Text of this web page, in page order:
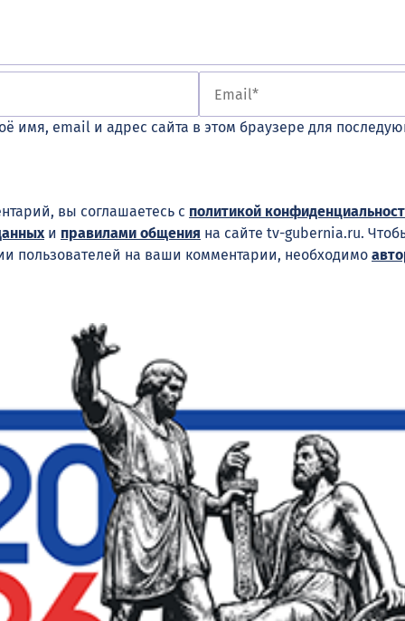
имя, email и адрес сайта в этом браузере для
вы соглашаетесь с политикой
и правилами общения на сайте tv-gubernia.ru.
пользователей на ваши комментарии, необходимо